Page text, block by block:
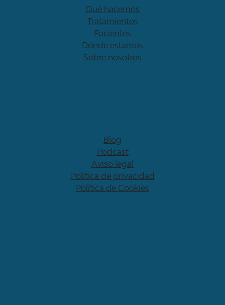
Qué hacemos
Tratamientos
Pacientes
Dónde estamos
Sobre nosotros
Blog
Podcast
Aviso legal
Política de privacidad
Política de Cookies